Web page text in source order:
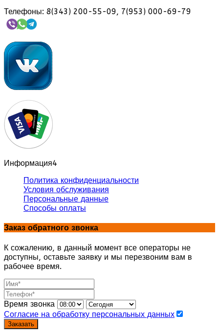
Телефоны: 8(343) 200-55-09, 7(953) 000-69-79
Информация4
Политика конфиденциальности
Условия обслуживания
Персональные данные
Способы оплаты
Заказ обратного звонка
К сожалению, в данный момент все операторы не
доступны, оставьте заявку и мы перезвоним вам в
рабочее время.
Время звонка
Согласие на обработку персональных данных
Заказать